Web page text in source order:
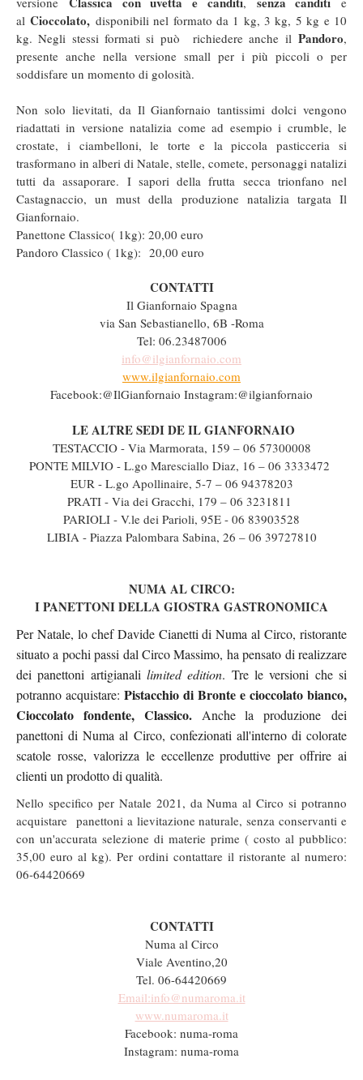
alCioccolato, disponibili nel formato da 1 kg, 3 kg, 5 kg e 10
kg. Negli stessi formati si può richiedere anche il Pandoro,
presente anche nella versione small per i più piccoli o per
soddisfare un momento di golosità.
Non solo lievitati, da Il Gianfornaio tantissimi dolci vengono
riadattati in versione natalizia come ad esempio i crumble, le
crostate, i ciambelloni, le torte e la piccola pasticceria si
trasformano in alberi di Natale, stelle, comete, personaggi natalizi
tutti da assaporare. I sapori della frutta secca trionfano nel
Castagnaccio, un must della produzione natalizia targata Il
Gianfornaio.
Panettone Classico( 1kg): 20,00 euro
Pandoro Classico ( 1kg): 20,00 euro
CONTATTI
Il Gianfornaio Spagna
via San Sebastianello, 6B -Roma
Tel: 06.23487006
info@ilgianfornaio.com
www.ilgianfornaio.com
Facebook:@IlGianfornaio Instagram:@ilgianfornaio
LE ALTRE SEDI DE IL GIANFORNAIO
TESTACCIO - Via Marmorata, 159 – 06 57300008
PONTE MILVIO - L.go Maresciallo Diaz, 16 – 06 3333472
EUR - L.go Apollinaire, 5-7 – 06 94378203
PRATI - Via dei Gracchi, 179 – 06 3231811
PARIOLI - V.le dei Parioli, 95E - 06 83903528
LIBIA - Piazza Palombara Sabina, 26 – 06 39727810
NUMA AL CIRCO:
I PANETTONI DELLA GIOSTRA GASTRONOMICA
Per Natale, lo chef Davide Cianetti di Numa al Circo, ristorante
situato a pochi passi dal Circo Massimo, ha pensato di realizzare
dei panettoni artigianali limited edition. Tre le versioni che si
potranno acquistare: Pistacchio di Bronte e cioccolato bianco,
Cioccolato fondente, Classico.Anche la produzione dei
panettoni di Numa al Circo, confezionati all'interno di colorate
scatole rosse, valorizza le eccellenze produttive per offrire ai
clienti un prodotto di qualità.
Nello specifico per Natale 2021, da Numa al Circo si potranno
acquistare panettoni a lievitazione naturale, senza conservanti e
con un'accurata selezione di materie prime ( costo al pubblico:
35,00 euro al kg). Per ordini contattare il ristorante al numero:
06-64420669
CONTATTI
Numa al Circo
Viale Aventino,20
Tel. 06-64420669
Email:info@numaroma.it
www.numaroma.it
Facebook: numa-roma
Instagram: numa-roma